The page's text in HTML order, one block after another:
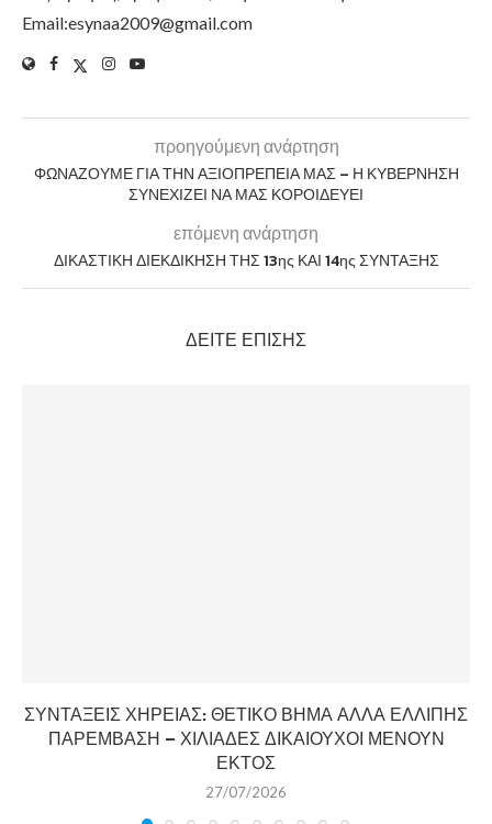
Email:esynaa2009@gmail.com
προηγούμενη ανάρτηση
ΦΩΝΑΖΟΥΜΕ ΓΙΑ ΤΗΝ ΑΞΙΟΠΡΕΠΕΙΑ ΜΑΣ – Η ΚΥΒΕΡΝΗΣΗ
ΣΥΝΕΧΙΖΕΙ ΝΑ ΜΑΣ ΚΟΡΟΙΔΕΥΕΙ
επόμενη ανάρτηση
ΔΙΚΑΣΤΙΚΗ ΔΙΕΚΔΙΚΗΣΗ ΤΗΣ 13ης ΚΑΙ 14ης ΣΥΝΤΑΞΗΣ
ΔΕΊΤΕ ΕΠΊΣΗΣ
ΣΥΝΤΑΞΕΙΣ ΧΗΡΕΙΑΣ: ΘΕΤΙΚΟ ΒΗΜΑ ΑΛΛΑ ΕΛΛΙΠΗΣ
ΠΑΡΕΜΒΑΣΗ – ΧΙΛΙΑΔΕΣ ΔΙΚΑΙΟΥΧΟΙ ΜΕΝΟΥΝ
ΕΚΤΟΣ
27/07/2026